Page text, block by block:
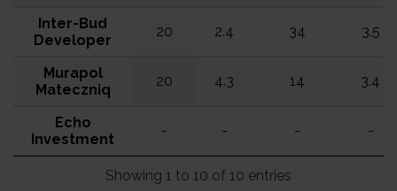
Inter-Bud
Developer
20 2.4 34 3.5
Murapol
Mateczniq
20 4.3 14 3.4
Echo
Investment
- - - -
Showing 1 to 10 of 10 entries